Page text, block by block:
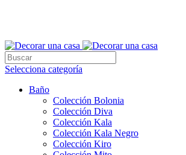
Selecciona categoría
Baño
Colección Bolonia
Colección Diva
Colección Kala
Colección Kala Negro
Colección Kiro